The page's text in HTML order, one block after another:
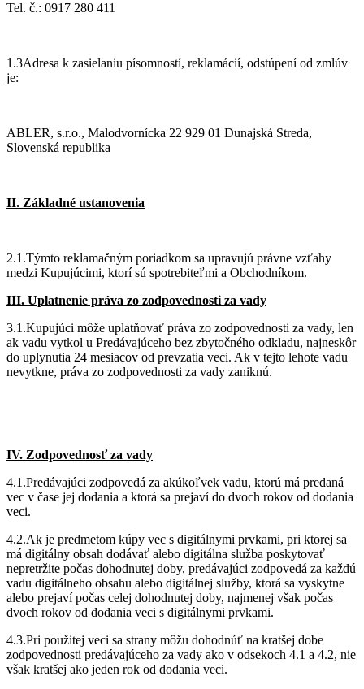
Tel. č.: 0917 280 411
1.3Adresa k zasielaniu písomností, reklamácií, odstúpení od zmlúv
je:
ABLER, s.r.o., Malodvornícka 22 929 01 Dunajská Streda,
Slovenská republika
II. Základné ustanovenia
2.1.Týmto reklamačným poriadkom sa upravujú právne vzťahy
medzi Kupujúcimi, ktorí sú spotrebiteľmi a Obchodníkom.
III. Uplatnenie práva zo zodpovednosti za vady
3.1.Kupujúci môže uplatňovať práva zo zodpovednosti za vady, len
ak vadu vytkol u Predávajúceho bez zbytočného odkladu, najneskôr
do uplynutia 24 mesiacov od prevzatia veci. Ak v tejto lehote vadu
nevytkne, práva zo zodpovednosti za vady zaniknú.
IV. Zodpovednosť za vady
4.1.Predávajúci zodpovedá za akúkoľvek vadu, ktorú má predaná
vec v čase jej dodania a ktorá sa prejaví do dvoch rokov od dodania
veci.
4.2.Ak je predmetom kúpy vec s digitálnymi prvkami, pri ktorej sa
má digitálny obsah dodávať alebo digitálna služba poskytovať
nepretržite počas dohodnutej doby, predávajúci zodpovedá za každú
vadu digitálneho obsahu alebo digitálnej služby, ktorá sa vyskytne
alebo prejaví počas celej dohodnutej doby, najmenej však počas
dvoch rokov od dodania veci s digitálnymi prvkami.
4.3.Pri použitej veci sa strany môžu dohodnúť na kratšej dobe
zodpovednosti predávajúceho za vady ako v odsekoch 4.1 a 4.2, nie
však kratšej ako jeden rok od dodania veci.